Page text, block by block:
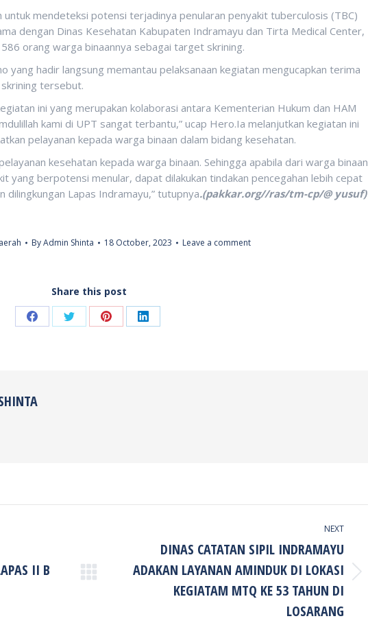
untuk mendeteksi potensi terjadinya penularan penyakit tuberculosis (TBC)
dengan Dinas Kesehatan Kabupaten Indramayu dan Tirta Medical Center,
orang warga binaannya sebagai target skrining.
yang hadir langsung memantau pelaksanaan kegiatan mengucapkan terima
tersebut.
ini yang merupakan kolaborasi antara Kementerian Hukum dan HAM
kami di UPT sangat terbantu,” ucap Hero.Ia melanjutkan kegiatan ini
pelayanan kepada warga binaan dalam bidang kesehatan.
kesehatan kepada warga binaan. Sehingga apabila dari warga binaan
yang berpotensi menular, dapat dilakukan tindakan pencegahan lebih cepat
Lapas Indramayu,” tutupnya.(pakkar.org//ras/tm-cp/@ yusuf)
ByAdmin Shinta 18 October, 2023 Leave a comment
Share this post
Share Share Share Share
II B
NEXT
Next
DINAS CATATAN SIPIL INDRAMAYU
ADAKAN LAYANAN AMINDUK DI LOKASI
KEGIATAM MTQ KE 53 TAHUN DI
LOSARANG